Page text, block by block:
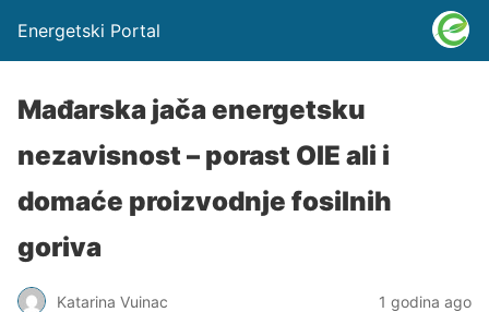
Energetski Portal
Mađarska jača energetsku
nezavisnost – porast OIE ali i
domaće proizvodnje fosilnih
goriva
Katarina Vuinac 1 godina ago